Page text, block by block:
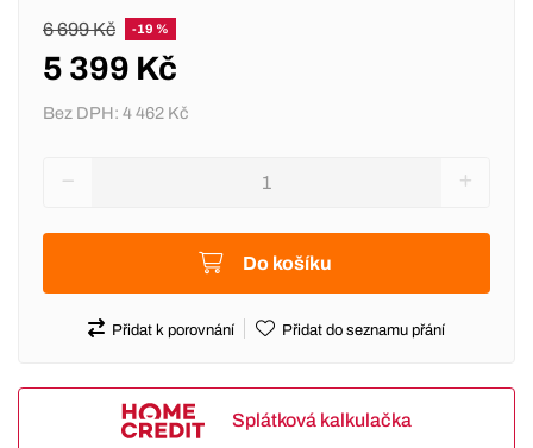
6 699 Kč -19 %
5 399 Kč
Bez DPH: 4 462 Kč
Do košíku
Přidat k porovnání Přidat do seznamu přání
Splátková kalkulačka